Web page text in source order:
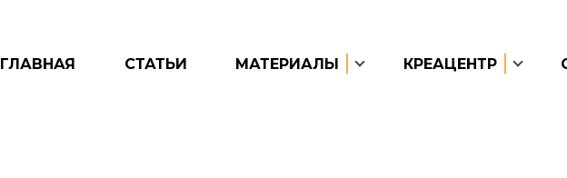
ГЛАВНАЯ СТАТЬИ МАТЕРИАЛЫ КРЕАЦЕНТР